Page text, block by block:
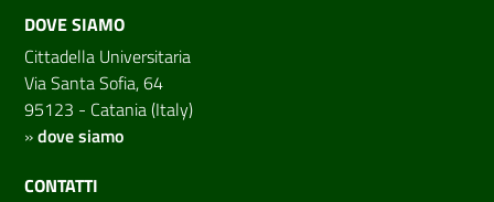
DOVE SIAMO
Cittadella Universitaria
Via Santa Sofia, 64
95123 - Catania (Italy)
»dove siamo
CONTATTI